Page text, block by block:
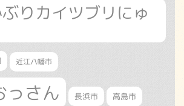
りカイツブリにゅ
近江八幡市
っさん 長浜市 高島市